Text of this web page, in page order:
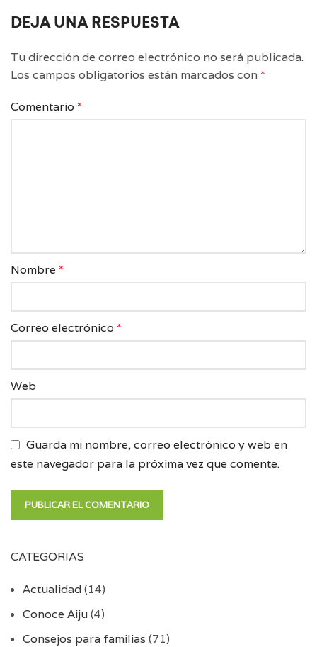
DEJA UNA RESPUESTA
Tu dirección de correo electrónico no será publicada.
Los campos obligatorios están marcados con *
Comentario *
Nombre *
Correo electrónico *
Web
Guarda mi nombre, correo electrónico y web en
este navegador para la próxima vez que comente.
CATEGORIAS
Actualidad(14)
Conoce Aiju(4)
Consejos para familias (71)